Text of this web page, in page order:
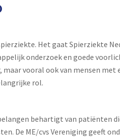
Het gaat Spierziekte
onderzoek en goede
vooral ook van mensen met
rol.
behartigt van patiënten
De ME/cvs Vereniging geeft